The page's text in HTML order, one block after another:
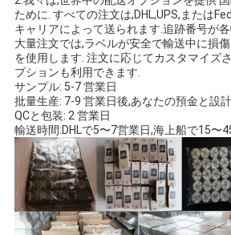
ために. すべての注文は,DHL,UPS,または
キャリアによって送られます.追跡番号が
大量注文では,ラベルが安全で輸送中に損
を使用します. 注文に応じてカスタマイズ
プションも利用できます.
サンプル: 5-7 営業日
批量生産: 7-9 営業日後,あなたの預金と設
QCと包装: 2 営業日
輸送時間:DHLで5〜7営業日,海上船で15〜